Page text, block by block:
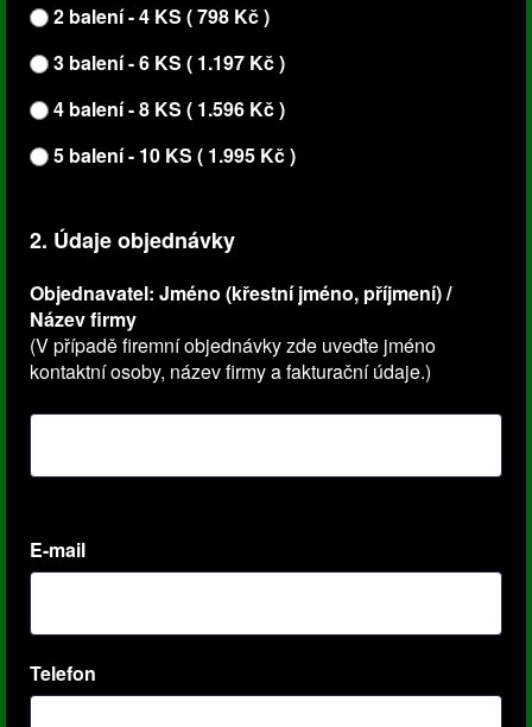
2 balení - 4 KS ( 798 Kč )
3 balení - 6 KS ( 1.197 Kč )
4 balení - 8 KS ( 1.596 Kč )
5 balení - 10 KS ( 1.995 Kč )
2. Údaje objednávky
Objednavatel: Jméno (křestní jméno, příjmení) /
Název firmy
(V případě firemní objednávky zde uveďte jméno
kontaktní osoby, název firmy a fakturační údaje.)
E-mail
Telefon